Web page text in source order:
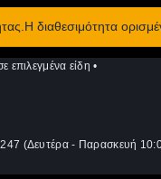
διαθεσιμότητα
επιλεγμένα είδη •
(Δευτέρα - Παρασκευή